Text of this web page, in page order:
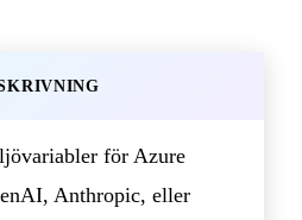
för Azure
Anthropic, eller